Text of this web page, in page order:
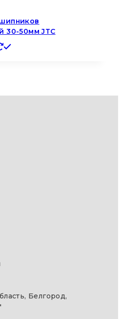
30-50мм JTC
Белгород,